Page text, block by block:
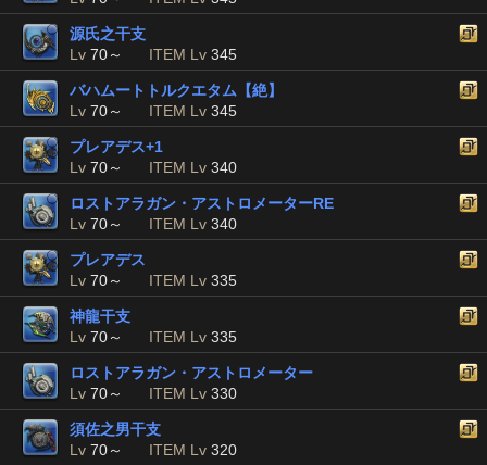
源氏之干支
Lv 70～ ITEM Lv 345
バハムートトルクエタム【絶】
Lv 70～ ITEM Lv 345
プレアデス+1
Lv 70～ ITEM Lv 340
ロストアラガン・アストロメーターRE
Lv 70～ ITEM Lv 340
プレアデス
Lv 70～ ITEM Lv 335
神龍干支
Lv 70～ ITEM Lv 335
ロストアラガン・アストロメーター
Lv 70～ ITEM Lv 330
須佐之男干支
Lv 70～ ITEM Lv 320